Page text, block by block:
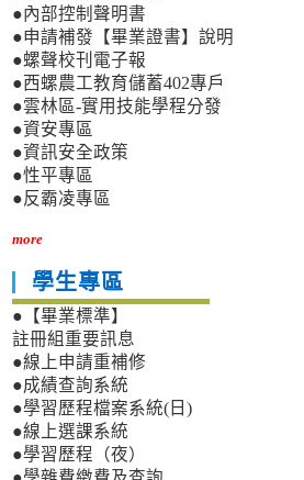
●內部控制聲明書
●申請補發【畢業證書】說明
●螺聲校刊電子報
●西螺農工教育儲蓄402專戶
●雲林區-實用技能學程分發
●資安專區
●資訊安全政策
●性平專區
●反霸凌專區
more
學生專區
●【畢業標準】
註冊組重要訊息
●線上申請重補修
●成績查詢系統
●學習歷程檔案系統(日)
●線上選課系統
●學習歷程（夜）